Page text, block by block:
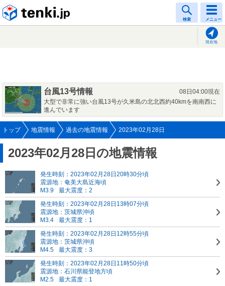
検索 メニュー
現在地
台風13号情報
08日04:00現在
大型で非常に強い台風13号が久米島の北北西約40kmを南南西に
進んでいます
トップ 地震情報 過去の地震情報 2023年02月28日
2023年02月28日の地震情報
発生時刻：2023年02月28日20時30分頃
震源地：奄美大島近海頃
M3.9
最大震度：2
発生時刻：2023年02月28日13時07分頃
震源地：茨城県沖頃
M3.4
最大震度：1
発生時刻：2023年02月28日12時55分頃
震源地：茨城県沖頃
M4.5
最大震度：3
発生時刻：2023年02月28日11時50分頃
震源地：石川県能登地方頃
M2.5
最大震度：1